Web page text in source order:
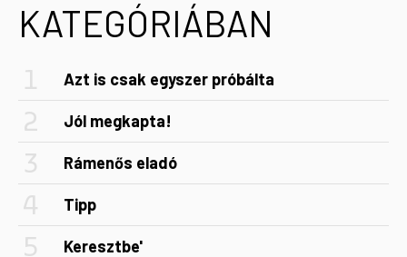
KATEGÓRIÁBAN
Azt is csak egyszer próbálta
Jól megkapta!
Rámenős eladó
Tipp
Keresztbe'